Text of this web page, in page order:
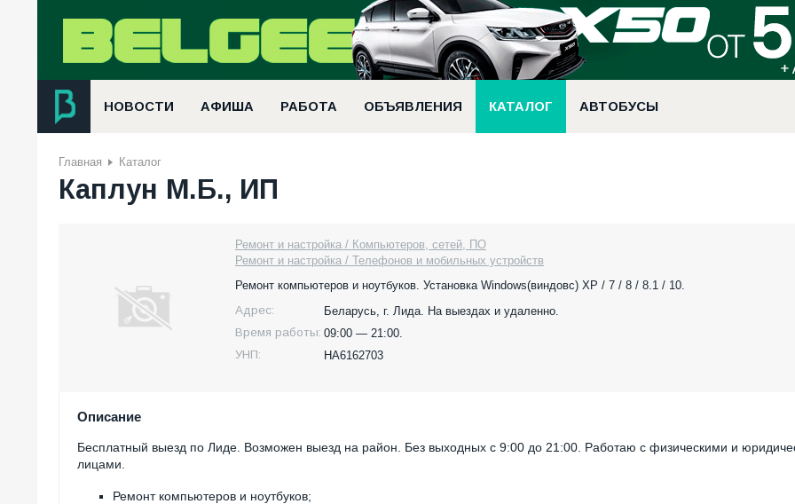
НОВОСТИ АФИША РАБОТА ОБЪЯВЛЕНИЯ КАТАЛОГ АВТОБУСЫ
Главная Каталог
Каплун М.Б., ИП
Ремонт и настройка / Компьютеров, сетей, ПО
Ремонт и настройка / Телефонов и мобильных устройств
Ремонт компьютеров и ноутбуков. Установка Windows(виндовс) XP / 7 / 8 / 8.1 / 10.
Адрес:
Беларусь, г. Лида. На выездах и удаленно.
Время работы: 09:00 — 21:00.
УНП:
НА6162703
Описание
Бесплатный выезд по Лиде. Возможен выезд на район. Без выходных с 9:00 до 21:00. Работаю с физическими и
лицами.
Ремонт компьютеров и ноутбуков;